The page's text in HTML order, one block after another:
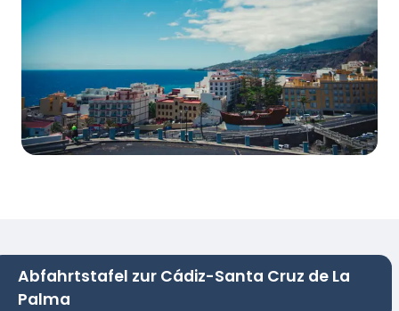
Abfahrtstafel zur Cádiz-Santa Cruz de La
Palma